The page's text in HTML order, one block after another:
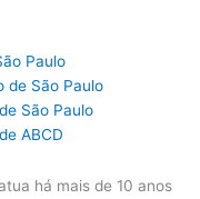
Paulo
de São Paulo
São Paulo
ABCD
há mais de 10 anos